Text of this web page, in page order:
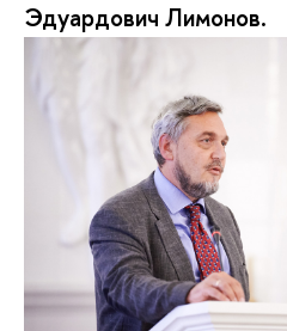
Эдуардович Лимонов.